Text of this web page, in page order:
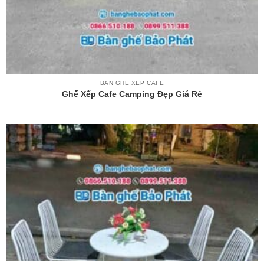
BÀN GHẾ XẾP CAFE
Ghế Xếp Cafe Camping Đẹp Giá Rẻ